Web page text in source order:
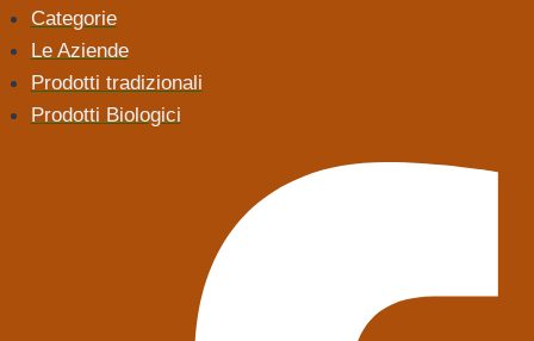
Categorie
Le Aziende
Prodotti tradizionali
Prodotti Biologici